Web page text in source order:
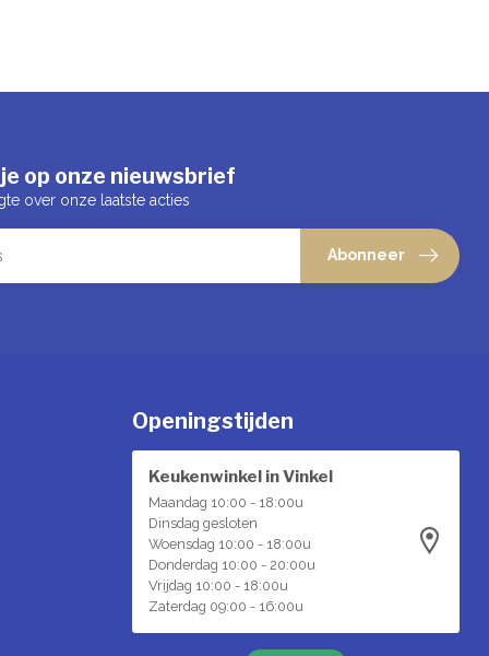
op onze nieuwsbrief
over onze laatste acties
Abonneer
Openingstijden
Keukenwinkel in Vinkel
Maandag 10:00 - 18:00u
Dinsdag gesloten
Woensdag 10:00 - 18:00u
Donderdag 10:00 - 20:00u
Vrijdag 10:00 - 18:00u
Zaterdag 09:00 - 16:00u